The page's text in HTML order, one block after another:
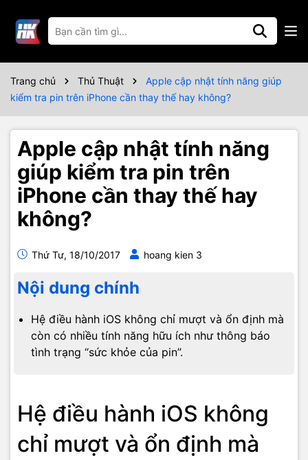
Trang chủ Thủ Thuật
Apple cập nhật tính năng giúp
kiểm tra pin trên iPhone cần thay thế hay không?
Apple cập nhật tính năng
giúp kiểm tra pin trên
iPhone cần thay thế hay
không?
Thứ Tư, 18/10/2017 hoang kien 3
Nội dung chính
Hệ điều hành iOS không chỉ mượt và ổn định mà
còn có nhiều tính năng hữu ích như thông báo
tình trạng “sức khỏe của pin”.
Hệ điều hành iOS không
chỉ mượt và ổn định mà